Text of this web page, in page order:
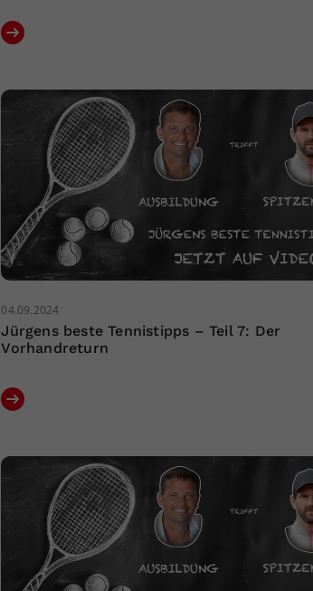
04.09.2024
Jürgens beste Tennistipps – Teil 7: Der
Vorhandreturn